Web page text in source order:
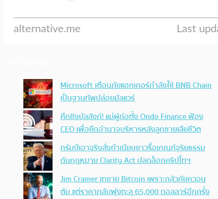
Microsoft เตือนภัยแฮกเกอร์กำลังใช้ BNB Chain
เป็นฐานทัพปล่อยมัลแวร์
ศึกชิงบัลลังก์! แม่ผู้ก่อตั้ง Ondo Finance ฟ้อง
CEO เพื่อยึดอำนาจบริหารหลังลูกชายเสียชีวิต
ทรัมป์เอาจริง สั่งทำเนียบขาวรื้อเกณฑ์จริยธรรม
ดันกฎหมาย Clarity Act ปลดล็อกคริปโทฯ
Jim Cramer เทขาย Bitcoin เพราะกลัวภัยควอน
ตัม แต่ราคากลับพุ่งทะลุ 65,000 ดอลลาร์อีกครั้ง